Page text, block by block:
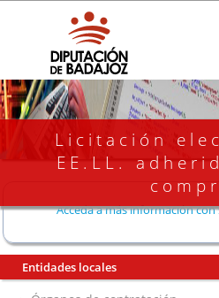
Licitación
EE.LL.
Acceda a más información
Entidades locales